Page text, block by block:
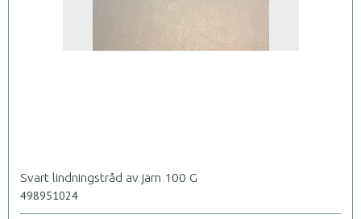
Svart lindningstråd av järn 100 G
498951024